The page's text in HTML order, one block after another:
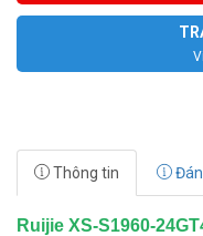
Thông tin
Ruijie XS-S1960-